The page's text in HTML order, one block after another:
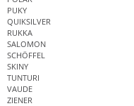
PUKY
QUIKSILVER
RUKKA
SALOMON
SCHÖFFEL
SKINY
TUNTURI
VAUDE
ZIENER